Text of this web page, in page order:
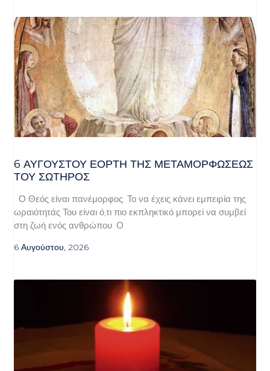
6 ΑΥΓΟΥΣΤΟΥ ΕΟΡΤΗ ΤΗΣ ΜΕΤΑΜΟΡΦΩΣΕΩΣ
ΤΟΥ ΣΩΤΗΡΟΣ
Ο Θεός είναι πανέμορφος. Το να έχεις κάνει εμπειρία της
ωραιότητάς Του είναι ό,τι πιο εκπληκτικό μπορεί να συμβεί
στη ζωή ενός ανθρώπου. Ο
6 Αυγούστου, 2026